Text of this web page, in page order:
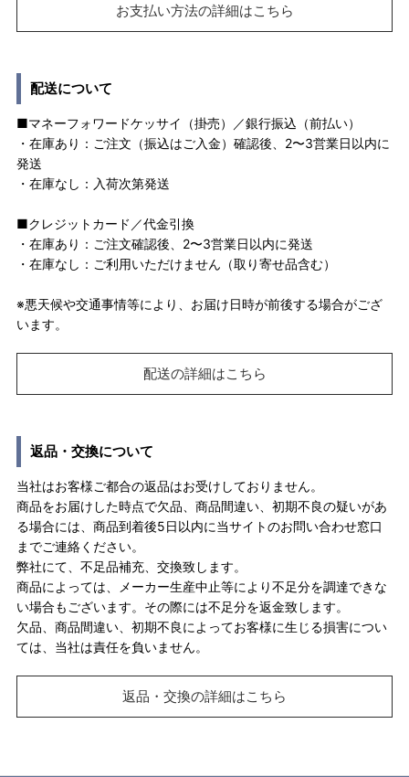
お支払い方法の詳細はこちら
配送について
■マネーフォワードケッサイ（掛売）／銀行振込（前払い）
・在庫あり：ご注文（振込はご入金）確認後、2〜3営業日以内に
発送
・在庫なし：入荷次第発送
■クレジットカード／代金引換
・在庫あり：ご注文確認後、2〜3営業日以内に発送
・在庫なし：ご利用いただけません（取り寄せ品含む）
※悪天候や交通事情等により、お届け日時が前後する場合がござ
います。
配送の詳細はこちら
返品・交換について
当社はお客様ご都合の返品はお受けしておりません。
商品をお届けした時点で欠品、商品間違い、初期不良の疑いがあ
る場合には、商品到着後5日以内に当サイトのお問い合わせ窓口
までご連絡ください。
弊社にて、不足品補充、交換致します。
商品によっては、メーカー生産中止等により不足分を調達できな
い場合もございます。その際には不足分を返金致します。
欠品、商品間違い、初期不良によってお客様に生じる損害につい
ては、当社は責任を負いません。
返品・交換の詳細はこちら